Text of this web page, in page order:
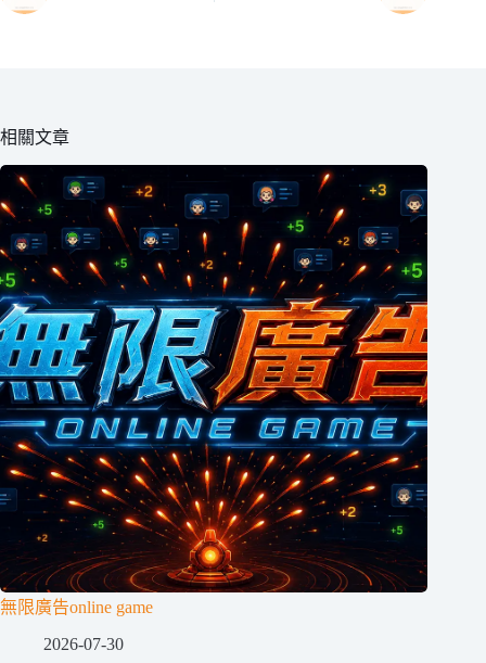
相關文章
無限廣告online game
2026-07-30